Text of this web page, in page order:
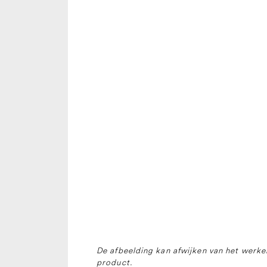
De afbeelding kan afwijken van het
product.